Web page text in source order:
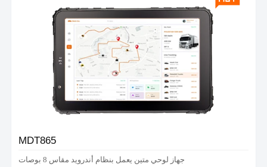
MDT865
جهاز لوحي متين يعمل بنظام أندرويد مقاس 8 بوصات